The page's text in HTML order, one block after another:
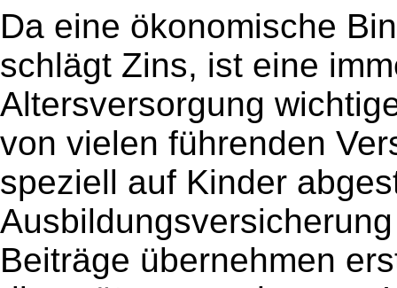
Da eine ökonomische
schlägt Zins, ist eine
Altersversorgung
von vielen führenden
speziell auf Kinder
Beiträge übernehmen